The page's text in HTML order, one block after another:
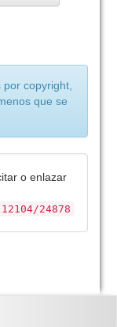
copyright,
que se
o enlazar
24878